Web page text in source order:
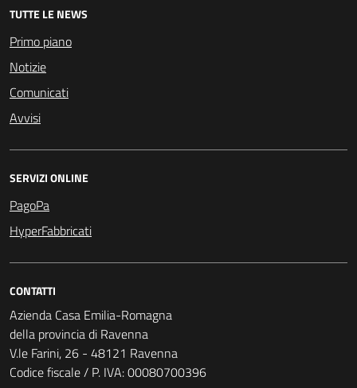
TUTTE LE NEWS
Primo piano
Notizie
Comunicati
Avvisi
SERVIZI ONLINE
PagoPa
HyperFabbricati
CONTATTI
Azienda Casa Emilia-Romagna
della provincia di Ravenna
V.le Farini, 26 - 48121 Ravenna
Codice fiscale / P. IVA: 00080700396